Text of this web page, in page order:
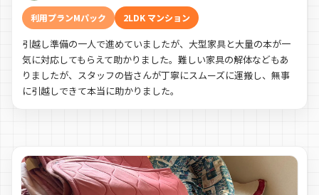
利用プランMパック 2LDK マンション
引越し準備の一人で進めていましたが、大型家具と大量の本が一
気に対応してもらえて助かりました。難しい家具の解体などもあ
りましたが、スタッフの皆さんが丁寧にスムーズに運搬し、無事
に引越しできて本当に助かりました。